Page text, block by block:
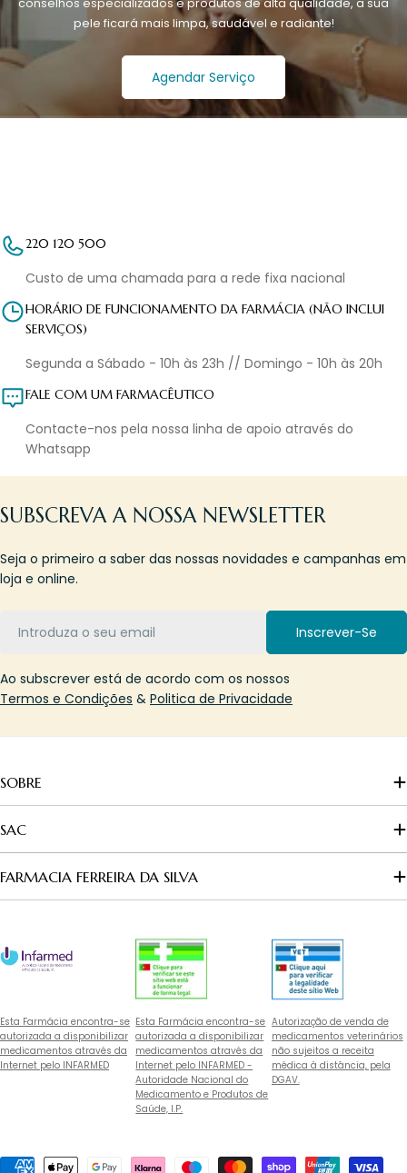
conselhos especializados e produtos de alta qualidade, a sua
pele ficará mais limpa, saudável e radiante!
Agendar Serviço
220 120 500
Custo de uma chamada para a rede fixa nacional
HORÁRIO DE FUNCIONAMENTO DA FARMÁCIA (NÃO INCLUI
SERVIÇOS)
Segunda a Sábado - 10h às 23h // Domingo - 10h às 20h
FALE COM UM FARMACÊUTICO
Contacte-nos pela nossa linha de apoio através do
Whatsapp
SUBSCREVA A NOSSA NEWSLETTER
Seja o primeiro a saber das nossas novidades e campanhas em
loja e online.
Inscrever-Se
Ao subscrever está de acordo com os nossos
Termos e Condições & Politica de Privacidade
SOBRE
SAC
FARMACIA FERREIRA DA SILVA
Esta Farmácia encontra-se
autorizada a disponibilizar
medicamentos através da
Internet pelo INFARMED
Esta Farmácia encontra-se
autorizada a disponibilizar
medicamentos através da
Internet pelo INFARMED -
Autoridade Nacional do
Medicamento e Produtos de
Saúde, I.P.
Autorização de venda de
medicamentos veterinários
não sujeitos a receita
médica à distância, pela
DGAV.
Métodos